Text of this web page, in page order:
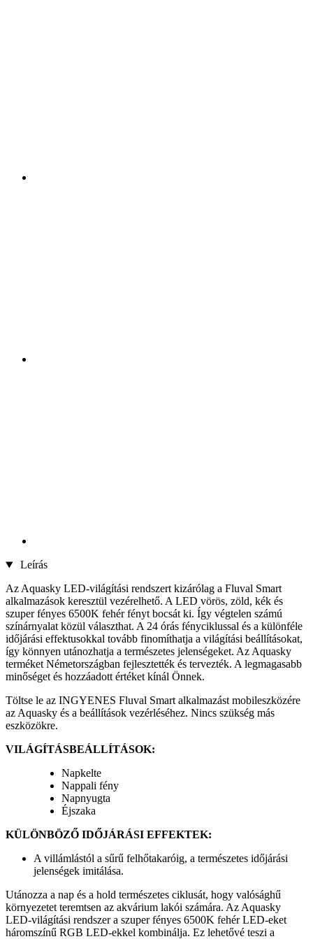
Leírás
Az Aquasky LED-világítási rendszert kizárólag a Fluval Smart
alkalmazások keresztül vezérelhető. A LED vörös, zöld, kék és
szuper fényes 6500K fehér fényt bocsát ki. Így végtelen számú
színárnyalat közül választhat. A 24 órás fényciklussal és a különféle
időjárási effektusokkal tovább finomíthatja a világítási beállításokat,
így könnyen utánozhatja a természetes jelenségeket. Az Aquasky
terméket Németországban fejlesztették és tervezték. A legmagasabb
minőséget és hozzáadott értéket kínál Önnek.
Töltse le az INGYENES Fluval Smart alkalmazást mobileszközére
az Aquasky és a beállítások vezérléséhez. Nincs szükség más
eszközökre.
VILÁGÍTÁSBEÁLLÍTÁSOK:
Napkelte
Nappali fény
Napnyugta
Éjszaka
KÜLÖNBÖZŐ IDŐJÁRÁSI EFFEKTEK:
A villámlástól a sűrű felhőtakaróig, a természetes időjárási
jelenségek imitálása.
Utánozza a nap és a hold természetes ciklusát, hogy valósághű
környezetet teremtsen az akvárium lakói számára. Az Aquasky
LED-világítási rendszer a szuper fényes 6500K fehér LED-eket
háromszínű RGB LED-ekkel kombinálja. Ez lehetővé teszi a